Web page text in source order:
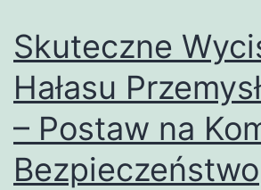
Skuteczne
Hałasu
– Postaw na
Bezpieczeństwo